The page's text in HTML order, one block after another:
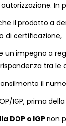
In
il prodotto a
di certificazione,
un impegno a
tra le
il
IGP, prima
DOP o IGPnon